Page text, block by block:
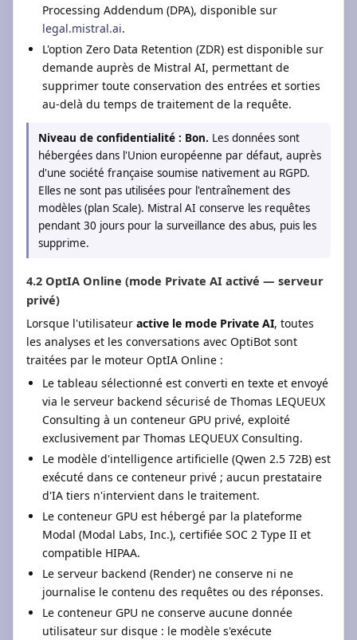
Processing Addendum (DPA), disponible sur
legal.mistral.ai.
L'option Zero Data Retention (ZDR) est disponible sur
demande auprès de Mistral AI, permettant de
supprimer toute conservation des entrées et sorties
au-delà du temps de traitement de la requête.
Niveau de confidentialité : Bon. Les données sont
hébergées dans l'Union européenne par défaut, auprès
d'une société française soumise nativement au RGPD.
Elles ne sont pas utilisées pour l'entraînement des
modèles (plan Scale). Mistral AI conserve les requêtes
pendant 30 jours pour la surveillance des abus, puis les
supprime.
4.2 OptIA Online (mode Private AI activé — serveur
privé)
Lorsque l'utilisateur active le mode Private AI, toutes
les analyses et les conversations avec OptiBot sont
traitées par le moteur OptIA Online :
Le tableau sélectionné est converti en texte et envoyé
via le serveur backend sécurisé de Thomas LEQUEUX
Consulting à un conteneur GPU privé, exploité
exclusivement par Thomas LEQUEUX Consulting.
Le modèle d'intelligence artificielle (Qwen 2.5 72B) est
exécuté dans ce conteneur privé ; aucun prestataire
d'IA tiers n'intervient dans le traitement.
Le conteneur GPU est hébergé par la plateforme
Modal (Modal Labs, Inc.), certifiée SOC 2 Type II et
compatible HIPAA.
Le serveur backend (Render) ne conserve ni ne
journalise le contenu des requêtes ou des réponses.
Le conteneur GPU ne conserve aucune donnée
utilisateur sur disque : le modèle s'exécute